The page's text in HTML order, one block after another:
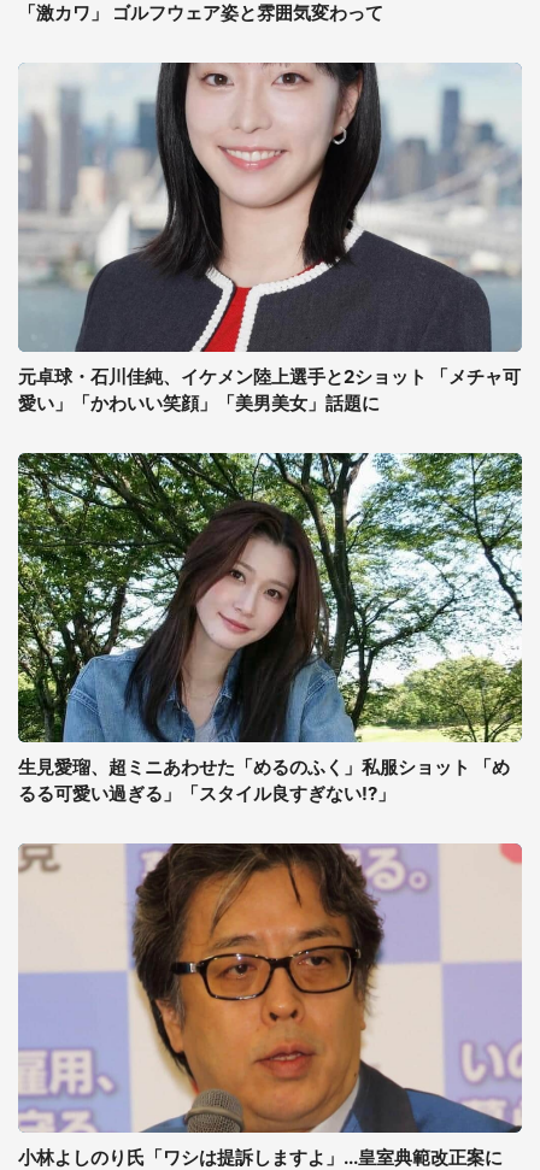
「激カワ」 ゴルフウェア姿と雰囲気変わって
元卓球・石川佳純、イケメン陸上選手と2ショット 「メチャ可
愛い」「かわいい笑顔」「美男美女」話題に
生見愛瑠、超ミニあわせた「めるのふく」私服ショット 「め
るる可愛い過ぎる」「スタイル良すぎない!?」
小林よしのり氏「ワシは提訴しますよ」...皇室典範改正案に